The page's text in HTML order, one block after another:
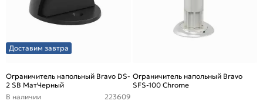
Доставим завтра
Ограничитель напольный Bravo DS-
2 SB МатЧерный
В наличии
223609
Ограничитель напольный Bravo
SFS-100 Chrome